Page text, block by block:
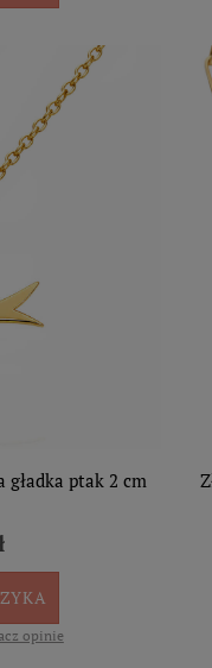
gładka ptak 2 cm
opinie